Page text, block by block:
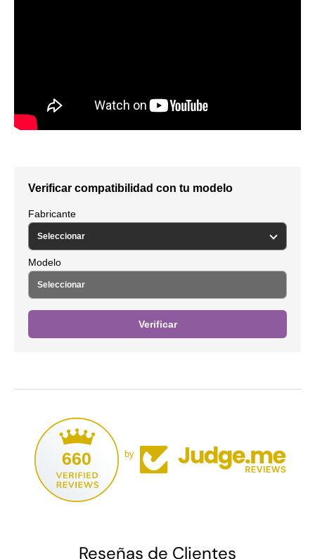
Verificar compatibilidad con tu modelo
Fabricante
Modelo
Verificar
660 by
Reseñas de Clientes